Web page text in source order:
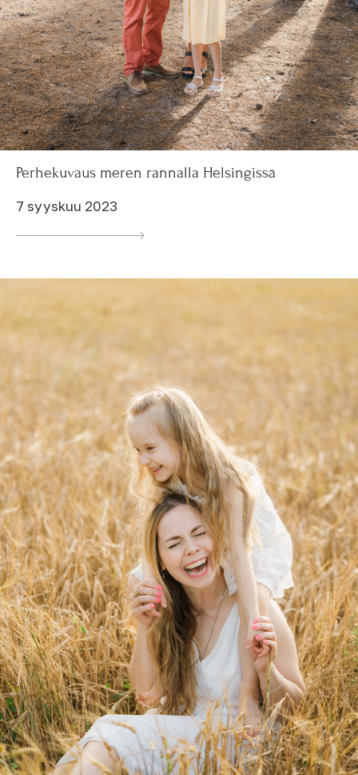
Perhekuvaus meren rannalla Helsingissä
7 syyskuu 2023